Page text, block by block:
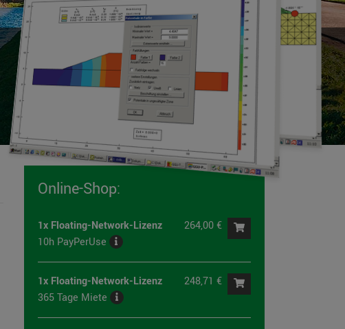
Online-Shop:
1x Floating-Network-Lizenz
10h PayPerUse
264,00 €
1x Floating-Network-Lizenz
365 Tage Miete
248,71 €